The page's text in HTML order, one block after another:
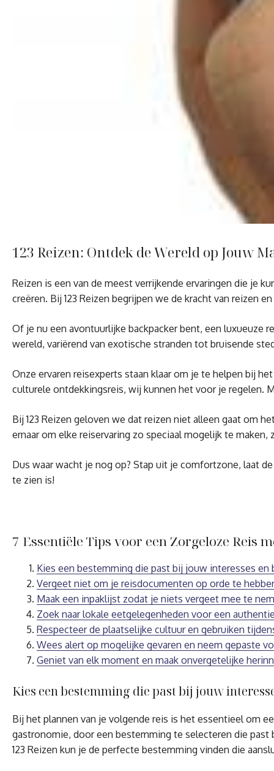
123 Reizen: Ontdek de Wereld op Jouw
Reizen is een van de meest verrijkende ervaringen die je
creëren. Bij 123 Reizen begrijpen we de kracht van reizen
Of je nu een avontuurlijke backpacker bent, een luxueuze
wereld, variërend van exotische stranden tot bruisende
Onze ervaren reisexperts staan klaar om je te helpen bij
culturele ontdekkingsreis, wij kunnen het voor je regelen.
Bij 123 Reizen geloven we dat reizen niet alleen gaat om
ernaar om elke reiservaring zo speciaal mogelijk te
Dus waar wacht je nog op? Stap uit je comfortzone, laat
te zien is!
7 Essentiële Tips voor een Zorgeloze Reis
Kies een bestemming die past bij jouw interesses en
Vergeet niet om je reisdocumenten op orde te
Maak een inpaklijst zodat je niets vergeet mee te
Zoek naar lokale eetgelegenheden voor een
Respecteer de plaatselijke cultuur en gebruiken
Wees alert op mogelijke gevaren en neem gepaste
Geniet van elk moment en maak onvergetelijke
Kies een bestemming die past bij jouw
Bij het plannen van je volgende reis is het essentieel om
gastronomie, door een bestemming te selecteren die
123 Reizen kun je de perfecte bestemming vinden die